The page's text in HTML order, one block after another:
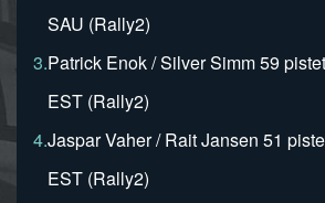
SAU (Rally2)
3.Patrick Enok / Silver Simm 59
EST (Rally2)
4.Jaspar Vaher / Rait Jansen 51
EST (Rally2)